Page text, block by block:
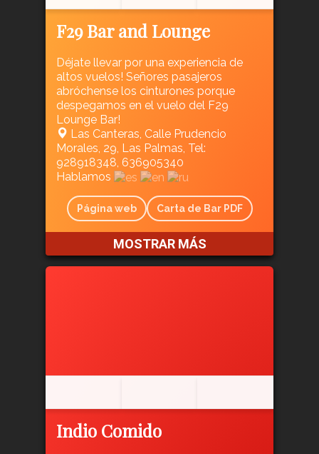
F29 Bar and Lounge
Déjate llevar por una experiencia de
altos vuelos! Señores pasajeros
abróchense los cinturones porque
despegamos en el vuelo del F29
Lounge Bar!
Las Canteras, Calle Prudencio
Morales, 29, Las Palmas, Tel:
928918348, 636905340
Hablamos
Página web Carta de Bar PDF
MOSTRAR MÁS
Indio Comido